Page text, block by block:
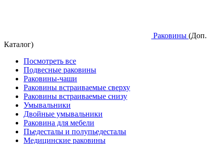
Раковины (Доп.
Каталог)
Посмотреть все
Подвесные раковины
Раковины-чаши
Раковины встраиваемые сверху
Раковины встраиваемые снизу
Умывальники
Двойные умывальники
Раковина для мебели
Пьедесталы и полупьедесталы
Медицинские раковины